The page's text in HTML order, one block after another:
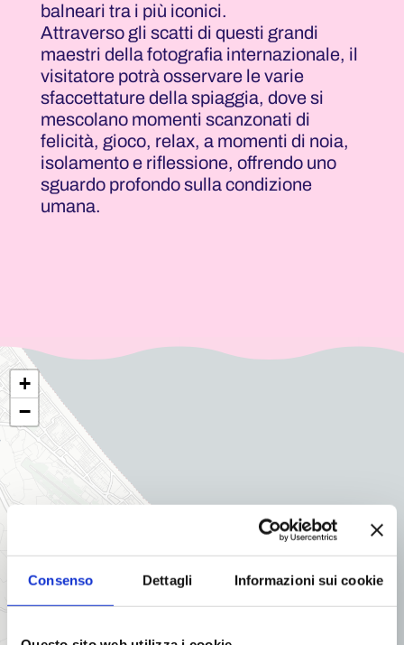
Consenso Dettagli Informazioni sui cookie
balneari tra i più iconici.
Attraverso gli scatti di questi grandi
maestri della fotografia internazionale, il
visitatore potrà osservare le varie
sfaccettature della spiaggia, dove si
mescolano momenti scanzonati di
felicità, gioco, relax, a momenti di noia,
isolamento e riflessione, offrendo uno
sguardo profondo sulla condizione
umana.
+
−